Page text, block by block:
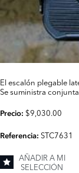
El escalón plegable
Se suministra
Precio: $9,030.00
Referencia: STC7631
AÑADIR A MI
SELECCIÓN